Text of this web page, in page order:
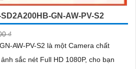
GN-AW-PV-S2
₫
AW-PV-S2 là một Camera chất
sắc nét Full HD 1080P, cho bạn